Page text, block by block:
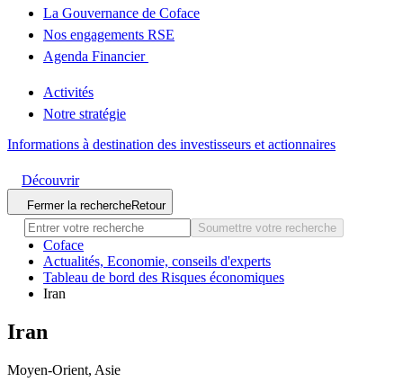
La Gouvernance de Coface
Nos engagements RSE
Agenda Financier
Activités
Notre stratégie
Informations à destination des investisseurs et actionnaires
Découvrir
Fermer la rechercheRetour
Soumettre votre recherche
Coface
Actualités, Economie, conseils d'experts
Tableau de bord des Risques économiques
Iran
Iran
Moyen-Orient, Asie